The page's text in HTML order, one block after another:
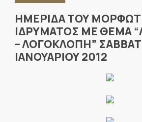
ΗΜΕΡΙΔΑ ΤΟΥ
ΙΔΡΥΜΑΤΟΣ ΜΕ ΘΕΜΑ
– ΛΟΓΟΚΛΟΠΗ”
ΙΑΝΟΥΑΡΙΟΥ 2012